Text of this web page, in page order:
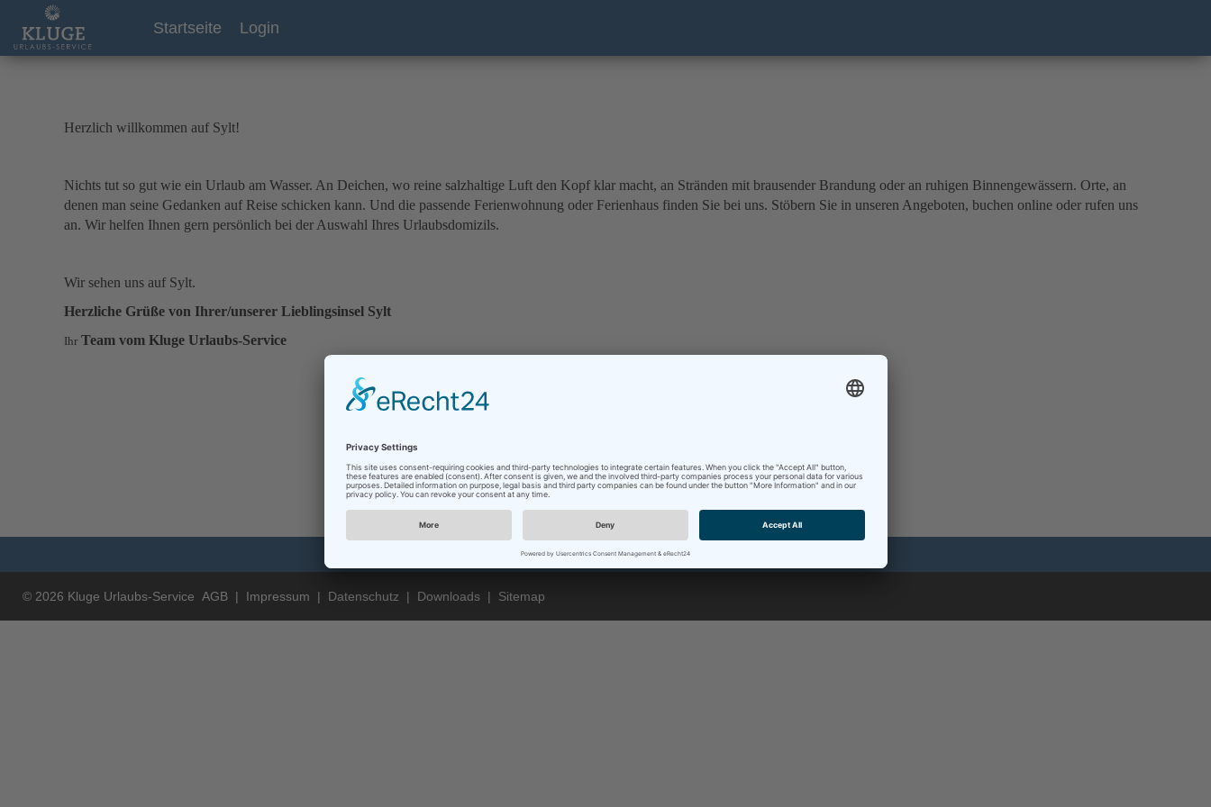
Startseite Login
Herzlich willkommen auf Sylt!
Nichts tut so gut wie ein Urlaub am Wasser. An Deichen, wo reine salzhaltige Luft den Kopf klar macht, an Stränden mit brausender Brandung oder an ruhigen Binnengewässern. Orte, an
denen man seine Gedanken auf Reise schicken kann. Und die passende Ferienwohnung oder Ferienhaus finden Sie bei uns. Stöbern Sie in unseren Angeboten, buchen online oder rufen uns
an. Wir helfen Ihnen gern persönlich bei der Auswahl Ihres Urlaubsdomizils.
Wir sehen uns auf Sylt.
Herzliche Grüße von Ihrer/unserer Lieblingsinsel Sylt
IhrTeam vom Kluge Urlaubs-Service
© 2026 Kluge Urlaubs-Service AGB | Impressum | Datenschutz | Downloads | Sitemap